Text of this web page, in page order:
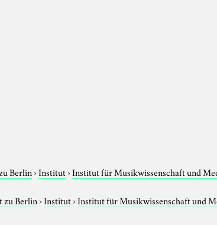
Berlin›Institut›Institut für Musikwissenschaft und
zu Berlin›Institut›Institut für Musikwissenschaft und